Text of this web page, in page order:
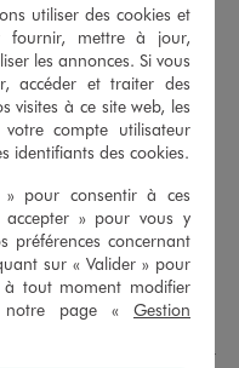
non porté, non retouché,
du ticket de caisse,
ARTICLES
possibilité de faire
demande. Voir
cadeaux GÉMO d’un
Les cartes cadeau
en plusieurs fois, pour
utiliser des cookies et
fournir, mettre à jour,
les annonces. Si vous
accéder et traiter des
visites à ce site web, les
compte utilisateur
identifiants des cookies.
» pour consentir à ces
» pour vous y
préférences concernant
sur « Valider » pour
à tout moment modifier
notre page « Gestion